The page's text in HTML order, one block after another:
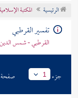
تراجم الأعلام
الرئيسية المكتبة
تفسير القرطبي
القرطبي - شمس
جزء 1 صفحة